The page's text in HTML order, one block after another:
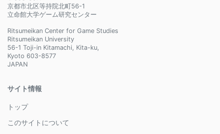
京都市北区等持院北町56-1
立命館大学ゲーム研究センター
Ritsumeikan Center for Game Studies
Ritsumeikan University
56-1 Toji-in Kitamachi, Kita-ku,
Kyoto 603-8577
JAPAN
サイト情報
トップ
このサイトについて